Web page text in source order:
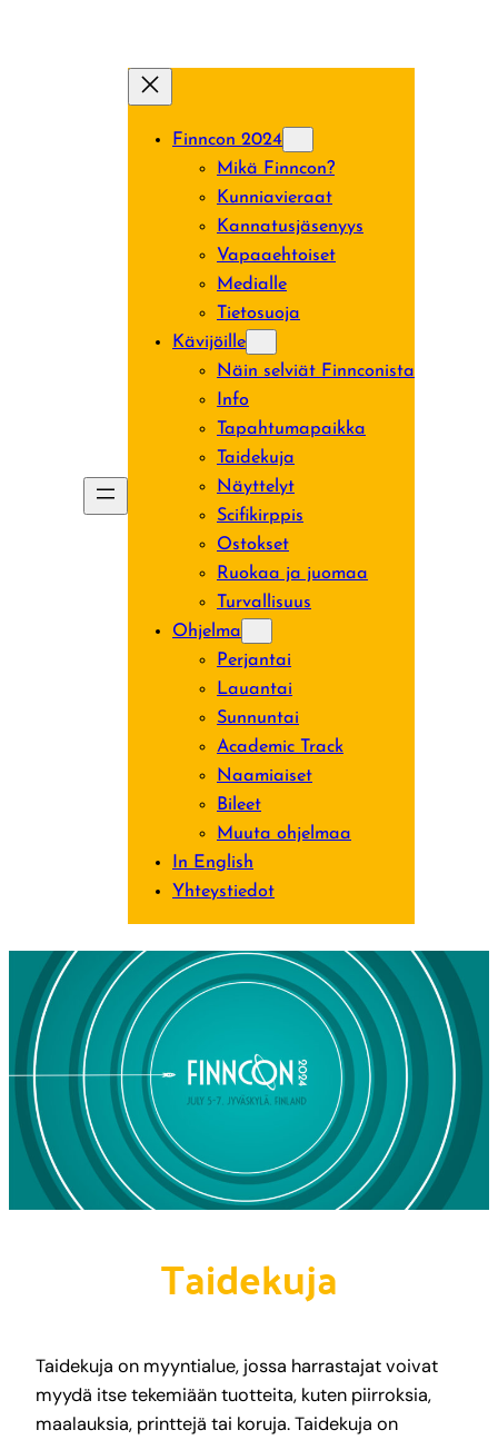
Finncon 2024
Mikä Finncon?
Kunniavieraat
Kannatusjäsenyys
Vapaaehtoiset
Medialle
Tietosuoja
Kävijöille
Näin selviät Finnconista
Info
Tapahtumapaikka
Taidekuja
Näyttelyt
Scifikirppis
Ostokset
Ruokaa ja juomaa
Turvallisuus
Ohjelma
Perjantai
Lauantai
Sunnuntai
Academic Track
Naamiaiset
Bileet
Muuta ohjelmaa
In English
Yhteystiedot
Taidekuja
Taidekuja on myyntialue, jossa harrastajat voivat
myydä itse tekemiään tuotteita, kuten piirroksia,
maalauksia, printtejä tai koruja. Taidekuja on